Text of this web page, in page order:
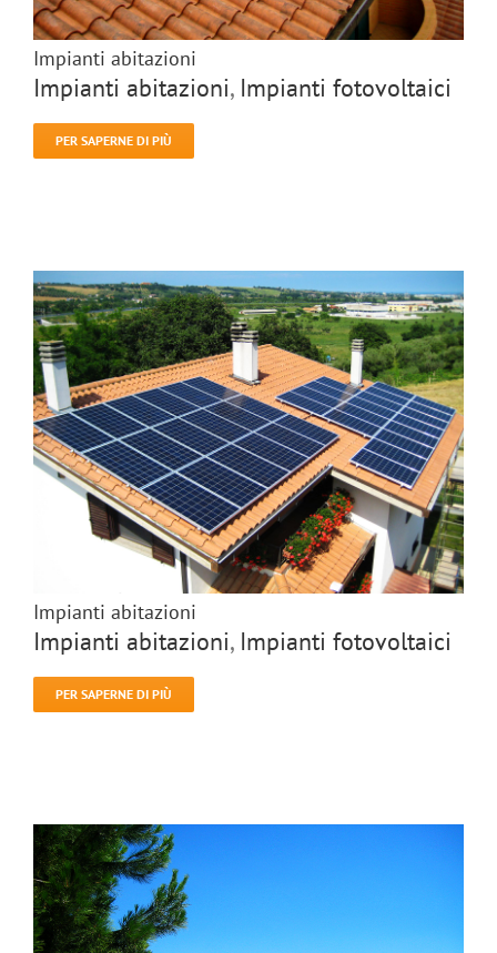
Impianti abitazioni
Impianti abitazioni, Impianti fotovoltaici
PER SAPERNE DI PIÙ
Impianti abitazioni
Impianti abitazioni, Impianti fotovoltaici
PER SAPERNE DI PIÙ